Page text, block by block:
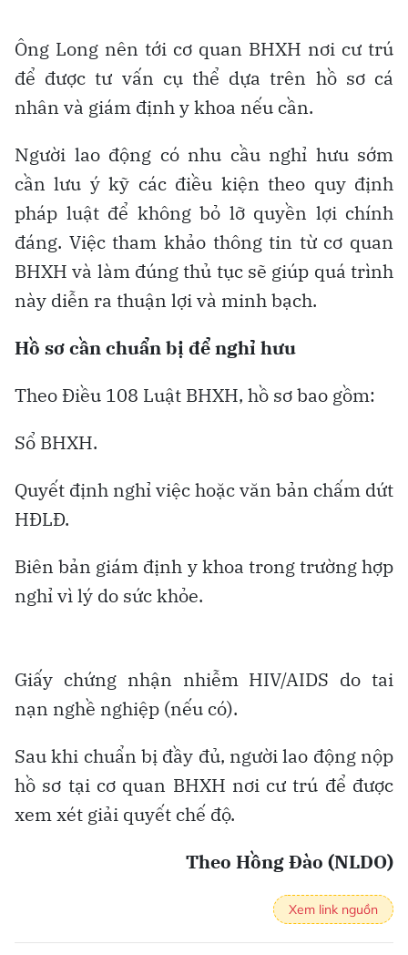
Ông Long nên tới cơ quan BHXH nơi cư trú
để được tư vấn cụ thể dựa trên hồ sơ cá
nhân và giám định y khoa nếu cần.
Người lao động có nhu cầu nghỉ hưu sớm
cần lưu ý kỹ các điều kiện theo quy định
pháp luật để không bỏ lỡ quyền lợi chính
đáng. Việc tham khảo thông tin từ cơ quan
BHXH và làm đúng thủ tục sẽ giúp quá trình
này diễn ra thuận lợi và minh bạch.
Hồ sơ cần chuẩn bị để nghỉ hưu
Theo Điều 108 Luật BHXH, hồ sơ bao gồm:
Sổ BHXH.
Quyết định nghỉ việc hoặc văn bản chấm dứt
HĐLĐ.
Biên bản giám định y khoa trong trường hợp
nghỉ vì lý do sức khỏe.
Giấy chứng nhận nhiễm HIV/AIDS do tai
nạn nghề nghiệp (nếu có).
Sau khi chuẩn bị đầy đủ, người lao động nộp
hồ sơ tại cơ quan BHXH nơi cư trú để được
xem xét giải quyết chế độ.
Theo Hồng Đào (NLDO)
Xem link nguồn